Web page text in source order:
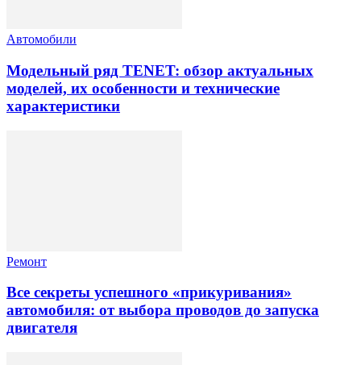
Автомобили
Модельный ряд TENET: обзор актуальных
моделей, их особенности и технические
характеристики
Ремонт
Все секреты успешного «прикуривания»
автомобиля: от выбора проводов до запуска
двигателя